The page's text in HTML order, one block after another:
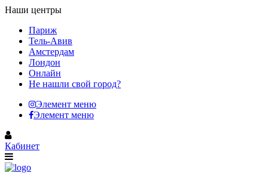
Наши центры
Париж
Тель-Авив
Амстердам
Лондон
Онлайн
Не нашли свой город?
Элемент меню
Элемент меню
Кабинет